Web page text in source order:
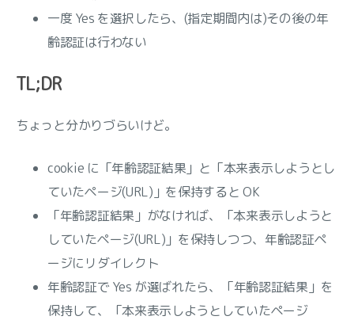
一度 Yes を選択したら、(指定期間内は)その後の年
齢認証は行わない
TL;DR
ちょっと分かりづらいけど。
cookie に「年齢認証結果」と「本来表示しようとし
ていたページ(URL)」を保持すると OK
「年齢認証結果」がなければ、「本来表示しようと
していたページ(URL)」を保持しつつ、年齢認証ペ
ージにリダイレクト
年齢認証で Yes が選ばれたら、「年齢認証結果」を
保持して、「本来表示しようとしていたページ